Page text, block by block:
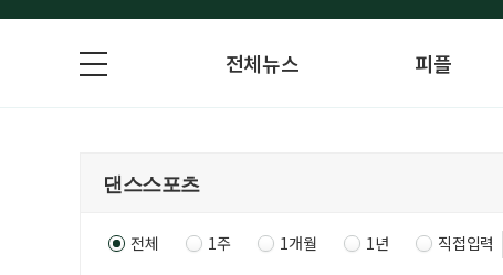
전체뉴스 피플
전체 1주 1개월 1년 직접입력